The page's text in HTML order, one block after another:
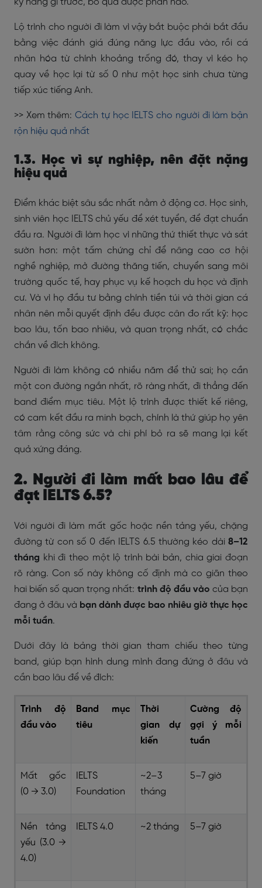
kỹ năng gì trước, bỏ qua được phần nào.
Lộ trình cho người đi làm vì vậy bắt buộc phải bắt đầu
bằng việc đánh giá đúng năng lực đầu vào, rồi cá
nhân hóa từ chính khoảng trống đó, thay vì kéo họ
quay về học lại từ số 0 như một học sinh chưa từng
tiếp xúc tiếng Anh.
>> Xem thêm:Cách tự học IELTS cho người đi làm bận
rộn hiệu quả nhất
1.3. Học vì sự nghiệp, nên đặt nặng
hiệu quả
Điểm khác biệt sâu sắc nhất nằm ở động cơ. Học sinh,
sinh viên học IELTS chủ yếu để xét tuyển, để đạt chuẩn
đầu ra. Người đi làm học vì những thứ thiết thực và sát
sườn hơn: một tấm chứng chỉ để nâng cao cơ hội
nghề nghiệp, mở đường thăng tiến, chuyển sang môi
trường quốc tế, hay phục vụ kế hoạch du học và định
cư. Và vì họ đầu tư bằng chính tiền túi và thời gian cá
nhân nên mỗi quyết định đều được cân đo rất kỹ: học
bao lâu, tốn bao nhiêu, và quan trọng nhất, có chắc
chắn về đích không.
Người đi làm không có nhiều năm để thử sai; họ cần
một con đường ngắn nhất, rõ ràng nhất, đi thẳng đến
band điểm mục tiêu. Một lộ trình được thiết kế riêng,
có cam kết đầu ra minh bạch, chính là thứ giúp họ yên
tâm rằng công sức và chi phí bỏ ra sẽ mang lại kết
quả xứng đáng.
2. Người đi làm mất bao lâu để
đạt IELTS 6.5?
Với người đi làm mất gốc hoặc nền tảng yếu, chặng
đường từ con số 0 đến IELTS 6.5 thường kéo dài 8–12
tháng khi đi theo một lộ trình bài bản, chia giai đoạn
rõ ràng. Con số này không cố định mà co giãn theo
hai biến số quan trọng nhất: trình độ đầu vào của bạn
đang ở đâu và bạn dành được bao nhiêu giờ thực học
mỗi tuần.
Dưới đây là bảng thời gian tham chiếu theo từng
band, giúp bạn hình dung mình đang đứng ở đâu và
cần bao lâu để về đích:
Trình độ
đầu vào
Band mục
tiêu
Thời
gian dự
kiến
Cường độ
gợi ý mỗi
tuần
Mất gốc
(0 → 3.0)
IELTS
Foundation
~2–3
tháng
5–7 giờ
Nền tảng
yếu (3.0 →
4.0)
IELTS 4.0 ~2 tháng 5–7 giờ